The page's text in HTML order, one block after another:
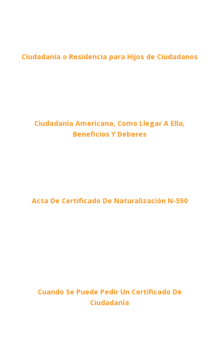
Ciudadanía o Residencia para Hijos de Ciudadanos
Ciudadanía Americana, Como Llegar A Ella,
Beneficios Y Deberes
Acta De Certificado De Naturalización N-550
Cuando Se Puede Pedir Un Certificado De
Ciudadanía